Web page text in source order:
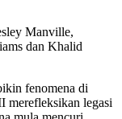
Manville,
dan Khalid
fenomena di
merefleksikan legasi